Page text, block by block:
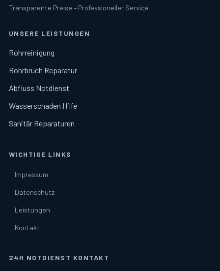
Transparente Preise – Professioneller Service.
UNSERE LEISTUNGEN
Rohrreinigung
Rohrbruch Reparatur
Abfluss Notdienst
Wasserschaden Hilfe
Sanitär Reparaturen
WICHTIGE LINKS
Impressum
Datenschutz
Leistungen
Kontakt
24H NOTDIENST KONTAKT